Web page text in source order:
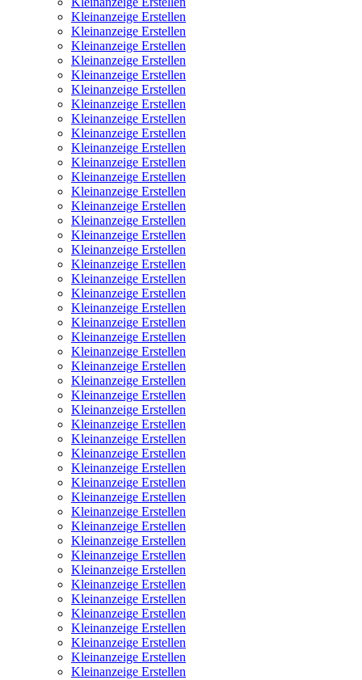
Kleinanzeige Erstellen
Kleinanzeige Erstellen
Kleinanzeige Erstellen
Kleinanzeige Erstellen
Kleinanzeige Erstellen
Kleinanzeige Erstellen
Kleinanzeige Erstellen
Kleinanzeige Erstellen
Kleinanzeige Erstellen
Kleinanzeige Erstellen
Kleinanzeige Erstellen
Kleinanzeige Erstellen
Kleinanzeige Erstellen
Kleinanzeige Erstellen
Kleinanzeige Erstellen
Kleinanzeige Erstellen
Kleinanzeige Erstellen
Kleinanzeige Erstellen
Kleinanzeige Erstellen
Kleinanzeige Erstellen
Kleinanzeige Erstellen
Kleinanzeige Erstellen
Kleinanzeige Erstellen
Kleinanzeige Erstellen
Kleinanzeige Erstellen
Kleinanzeige Erstellen
Kleinanzeige Erstellen
Kleinanzeige Erstellen
Kleinanzeige Erstellen
Kleinanzeige Erstellen
Kleinanzeige Erstellen
Kleinanzeige Erstellen
Kleinanzeige Erstellen
Kleinanzeige Erstellen
Kleinanzeige Erstellen
Kleinanzeige Erstellen
Kleinanzeige Erstellen
Kleinanzeige Erstellen
Kleinanzeige Erstellen
Kleinanzeige Erstellen
Kleinanzeige Erstellen
Kleinanzeige Erstellen
Kleinanzeige Erstellen
Kleinanzeige Erstellen
Kleinanzeige Erstellen
Kleinanzeige Erstellen